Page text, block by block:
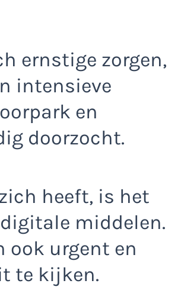
ernstige zorgen,
intensieve
en
doorzocht.
heeft, is het
middelen.
ook urgent en
te kijken.